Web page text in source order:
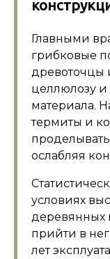
Главными
грибковые
древоточцы
целлюлозу и
материала.
термиты и
ослабляя
условиях
деревянных
прийти в
лет